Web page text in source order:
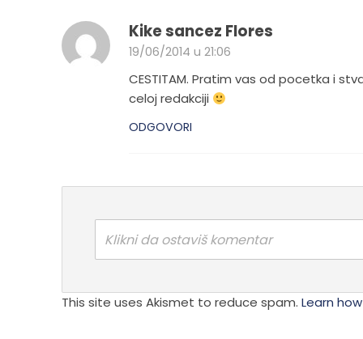
na
stranici
Kike sancez Flores
19/06/2014 u 21:06
CESTITAM. Pratim vas od pocetka i
celoj redakciji
ODGOVORI
Klikni da ostaviš komentar
This site uses Akismet to reduce spam. Learn